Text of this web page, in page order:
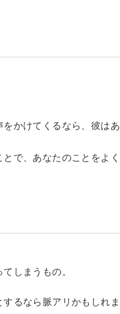
かけてくるなら、彼はあ
で、あなたのことをよく
しまうもの。
るなら脈アリかもしれま